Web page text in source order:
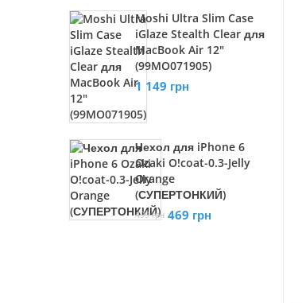
Moshi Ultra Slim Case
iGlaze Stealth Clear для
MacBook Air 12"
(99MO071905)
1 149 грн
Чехол для iPhone 6
Ozaki O!coat-0.3-Jelly
Orange
(СУПЕРТОНКИЙ)
499 грн 469 грн